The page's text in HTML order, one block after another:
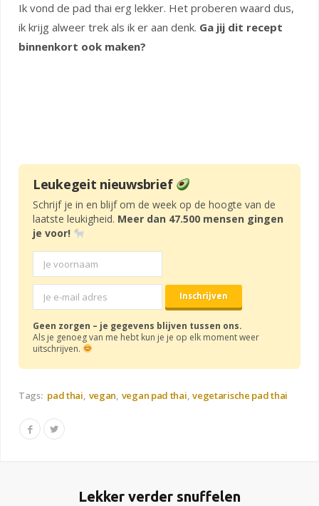
Ik vond de pad thai erg lekker. Het proberen waard dus,
ik krijg alweer trek als ik er aan denk. Ga jij dit recept
binnenkort ook maken?
Leukegeit nieuwsbrief
Schrijf je in en blijf om de week op de hoogte van de
laatste leukigheid. Meer dan 47.500 mensen gingen
je voor!
Geen zorgen – je gegevens blijven tussen ons.
Als je genoeg van me hebt kun je je op elk moment weer
uitschrijven.
Tags: pad thai vegan vegan pad thai vegetarische pad thai
Lekker verder snuffelen